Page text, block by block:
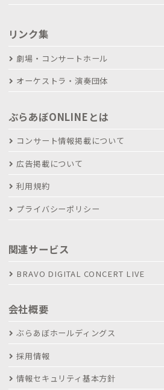
リンク集
劇場・コンサートホール
オーケストラ・演奏団体
ぶらあぼONLINEとは
コンサート情報掲載について
広告掲載について
利用規約
プライバシーポリシー
関連サービス
BRAVO DIGITAL CONCERT LIVE
会社概要
ぶらあぼホールディングス
採用情報
情報セキュリティ基本方針